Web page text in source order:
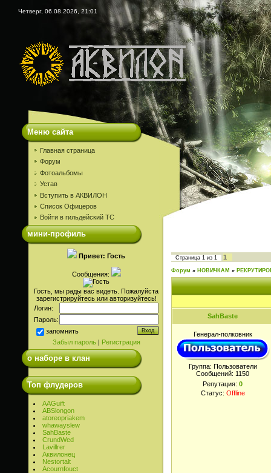
Четверг, 06.08.2026, 21:01
Меню сайта
Главная страница
Форум
Фотоальбомы
Устав
Вступить в АКВИЛОН
Список Офицеров
Войти в гильдейский ТС
мини-профиль
Привет: Гость
Сообщения:
Гость, мы рады вас видеть. Пожалуйста
зарегистрируйтесь или авторизуйтесь!
Логин:
Пароль:
запомнить
Забыл пароль| Регистрация
о наборе в клан
Топ флудеров
AAGuift
ABSlongon
atoreopriakem
whawayslew
SahBaste
CrundWed
Lavillrer
Аквилонец
Nestortalt
Acournfouct
Страница 1 из 1 1
Форум » НОВИЧКАМ »
SahBaste
Генерал-полковник
Группа: Пользователи
Сообщений: 1150
Репутация: 0
Статус: Offline